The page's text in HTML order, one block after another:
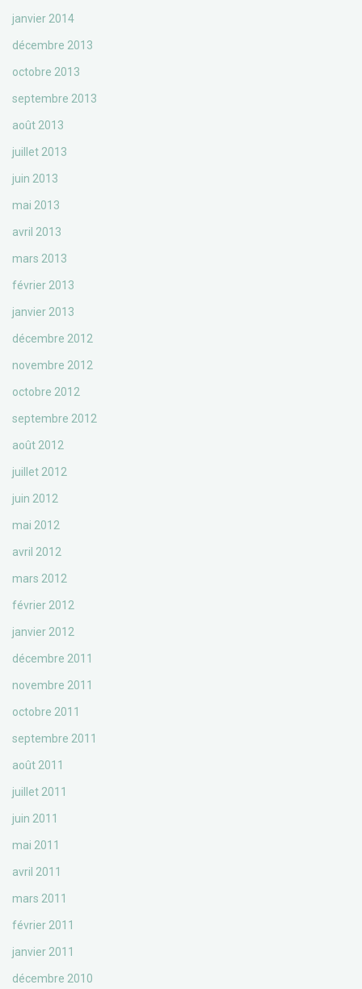
janvier 2014
décembre 2013
octobre 2013
septembre 2013
août 2013
juillet 2013
juin 2013
mai 2013
avril 2013
mars 2013
février 2013
janvier 2013
décembre 2012
novembre 2012
octobre 2012
septembre 2012
août 2012
juillet 2012
juin 2012
mai 2012
avril 2012
mars 2012
février 2012
janvier 2012
décembre 2011
novembre 2011
octobre 2011
septembre 2011
août 2011
juillet 2011
juin 2011
mai 2011
avril 2011
mars 2011
février 2011
janvier 2011
décembre 2010